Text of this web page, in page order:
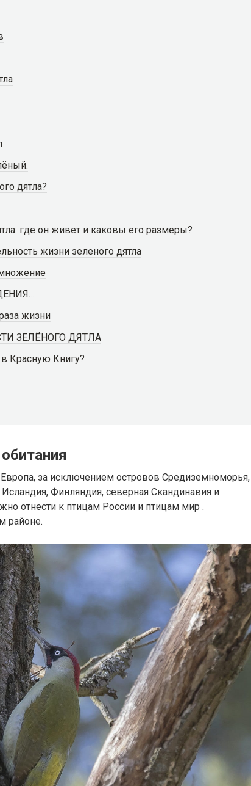
дятла?
где он живет и каковы его размеры?
жизни зеленого дятла
жизни
ЗЕЛЁНОГО ДЯТЛА
Красную Книгу?
Европа, за исключением островов Средиземноморья,
Финляндия, северная Скандинавия и
отнести к птицам России и птицам мир .
районе.